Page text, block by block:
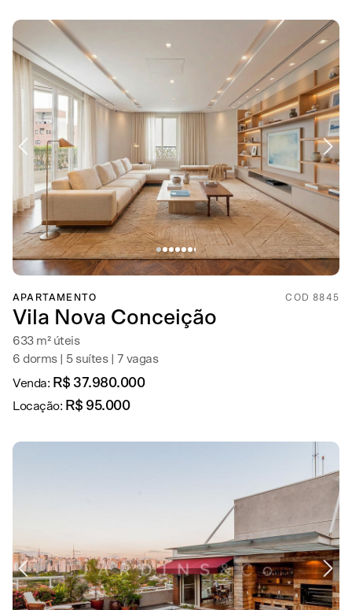
APARTAMENTO COD 8845
Vila Nova Conceição
633 m² úteis
6 dorms | 5 suítes | 7 vagas
Venda: R$ 37.980.000
Locação: R$ 95.000